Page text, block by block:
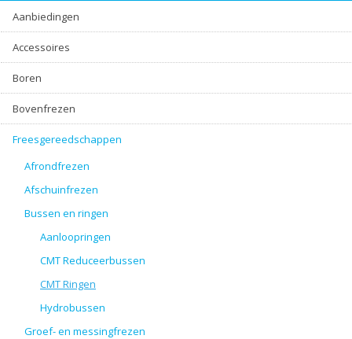
Aanbiedingen
Accessoires
Boren
Bovenfrezen
Freesgereedschappen
Afrondfrezen
Afschuinfrezen
Bussen en ringen
Aanloopringen
CMT Reduceerbussen
CMT Ringen
Hydrobussen
Groef- en messingfrezen